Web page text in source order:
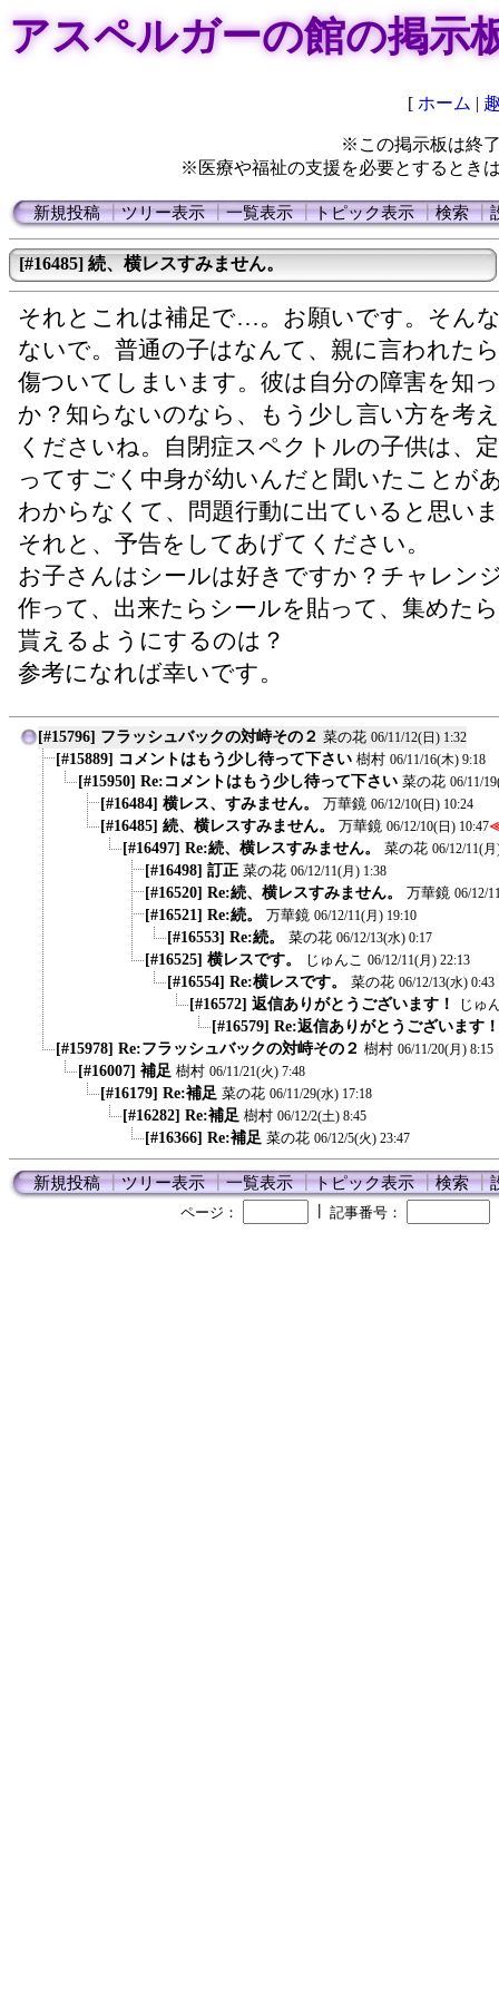
アスペルガーの館の掲示
[ ホーム |
※この掲示板は終
※医療や福祉の支援を必要とするとき
新規投稿┃ツリー表示┃一覧表示┃トピック表示┃検索┃
[#16485] 続、横レスすみません。
それとこれは補足で…。お願いです。そん
ないで。普通の子はなんて、親に言われた
傷ついてしまいます。彼は自分の障害を知
か？知らないのなら、もう少し言い方を考
くださいね。自閉症スペクトルの子供は、
ってすごく中身が幼いんだと聞いたことが
わからなくて、問題行動に出ていると思い
それと、予告をしてあげてください。
お子さんはシールは好きですか？チャレン
作って、出来たらシールを貼って、集めた
貰えるようにするのは？
参考になれば幸いです。
[#15796] フラッシュバックの対峙その２ 菜の花 06/11/12(日) 1:32
[#15889] コメントはもう少し待って下さい 樹村 06/11/16(木) 9:18
[#15950] Re:コメントはもう少し待って下さい 菜の花 06/11/
[#16484] 横レス、すみません。 万華鏡 06/12/10(日) 10:24
[#16485] 続、横レスすみません。 万華鏡 06/12/10(日) 10:47
[#16497] Re:続、横レスすみません。 菜の花 06/12/11(月
[#16498] 訂正 菜の花 06/12/11(月) 1:38
[#16520] Re:続、横レスすみません。 万華鏡 06/12/
[#16521] Re:続。 万華鏡 06/12/11(月) 19:10
[#16553] Re:続。 菜の花 06/12/13(水) 0:17
[#16525] 横レスです。 じゅんこ 06/12/11(月) 22:13
[#16554] Re:横レスです。 菜の花 06/12/13(水) 0:43
[#16572] 返信ありがとうございます！ じゅ
[#16579] Re:返信ありがとうございます！
[#15978] Re:フラッシュバックの対峙その２ 樹村 06/11/20(月) 8:15
[#16007] 補足 樹村 06/11/21(火) 7:48
[#16179] Re:補足 菜の花 06/11/29(水) 17:18
[#16282] Re:補足 樹村 06/12/2(土) 8:45
[#16366] Re:補足 菜の花 06/12/5(火) 23:47
新規投稿┃ツリー表示┃一覧表示┃トピック表示┃検索┃
ページ： 記事番号：